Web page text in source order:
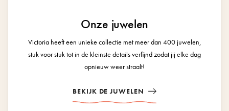
Onze juwelen
Victoria heeft een unieke collectie met meer dan 400 juwelen,
stuk voor stuk tot in de kleinste details verfijnd zodat jij elke dag
opnieuw weer straalt!
BEKIJK DE JUWELEN